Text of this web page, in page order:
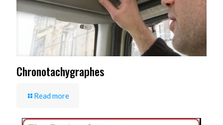
Chronotachygraphes
Read more